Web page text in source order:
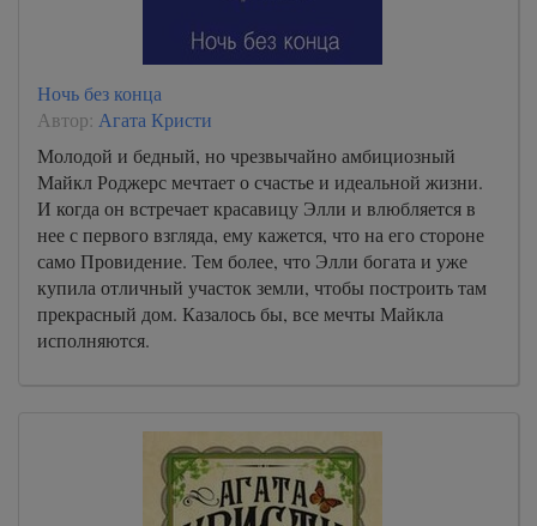
Ночь без конца
Автор: Агата Кристи
Молодой и бедный, но чрезвычайно амбициозный
Майкл Роджерс мечтает о счастье и идеальной жизни.
И когда он встречает красавицу Элли и влюбляется в
нее с первого взгляда, ему кажется, что на его стороне
само Провидение. Тем более, что Элли богата и уже
купила отличный участок земли, чтобы построить там
прекрасный дом. Казалось бы, все мечты Майкла
исполняются.